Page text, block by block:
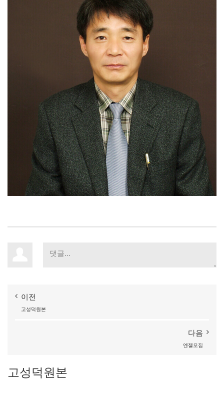
이전
고성덕원본
다음
엔젤모집
고성덕원본